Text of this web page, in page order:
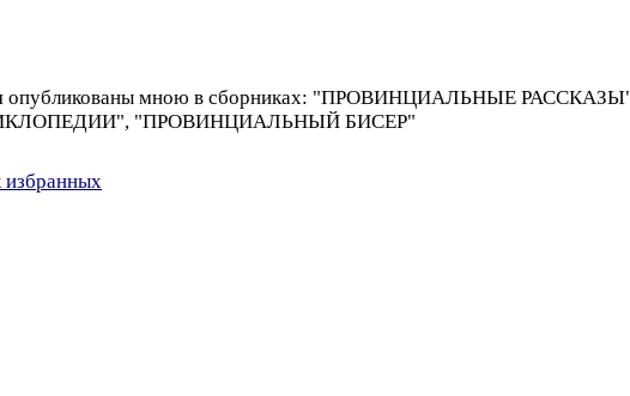
опубликованы мною в сборниках: "ПРОВИНЦИАЛЬНЫЕ
"ПРОВИНЦИАЛЬНЫЙ БИСЕР"
избранных